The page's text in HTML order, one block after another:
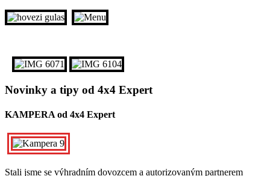
Novinky a tipy od 4x4 Expert
KAMPERA od 4x4 Expert
Stali jsme se výhradním dovozcem a autorizovaným partnerem